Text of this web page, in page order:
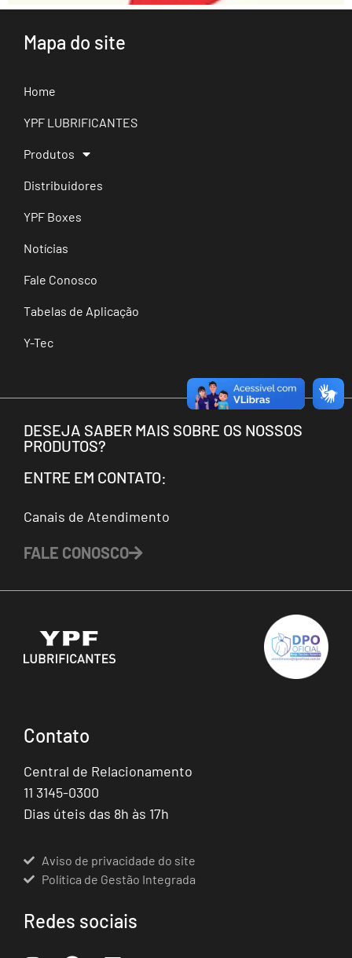
Mapa do site
Home
YPF LUBRIFICANTES
Produtos
Distribuidores
YPF Boxes
Notícias
Fale Conosco
Tabelas de Aplicação
Y-Tec
DESEJA SABER MAIS SOBRE OS NOSSOS
PRODUTOS?
ENTRE EM CONTATO:
Canais de Atendimento
FALE CONOSCO
Contato
Central de Relacionamento
11 3145-0300
Dias úteis das 8h às 17h
Aviso de privacidade do site
Política de Gestão Integrada
Redes sociais